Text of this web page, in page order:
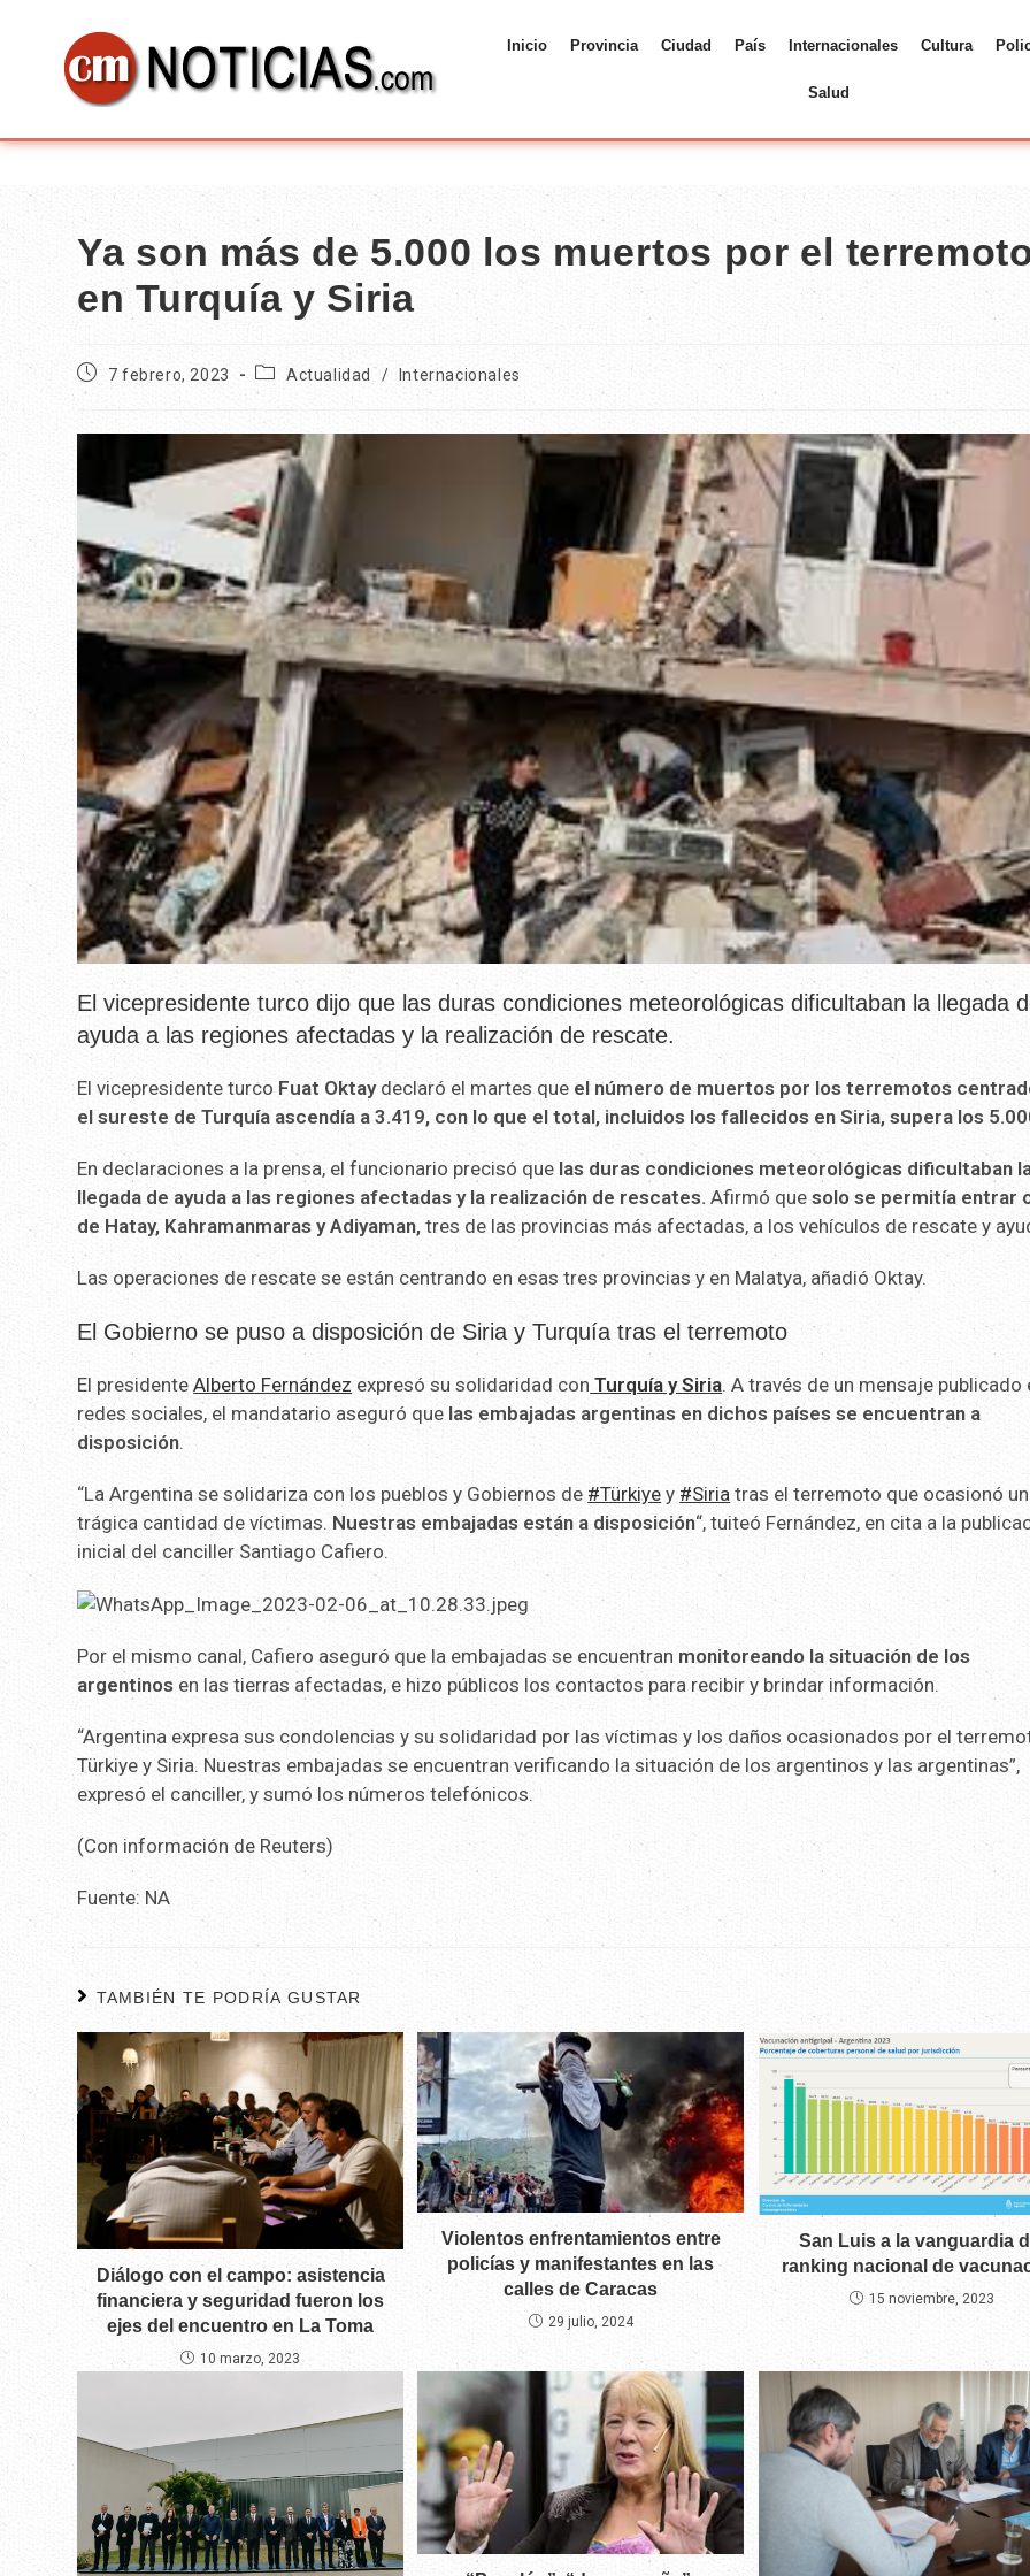
Inicio Provincia Ciudad País Internacionales Cultura
Salud
Ya son más de 5.000 los muertos por el
en Turquía y Siria
7 febrero, 2023 Actualidad / Internacionales
El vicepresidente turco dijo que las duras condiciones meteorológicas dificultaban la llegada
ayuda a las regiones afectadas y la realización de rescate.
El vicepresidente turco Fuat Oktay declaró el martes que el número de muertos por los terremotos
el sureste de Turquía ascendía a 3.419, con lo que el total, incluidos los fallecidos en Siria, supera los
En declaraciones a la prensa, el funcionario precisó que las duras condiciones meteorológicas dificultaban
llegada de ayuda a las regiones afectadas y la realización de rescates. Afirmó que solo se permitía entrar
de Hatay, Kahramanmaras y Adiyaman, tres de las provincias más afectadas, a los vehículos de rescate y
Las operaciones de rescate se están centrando en esas tres provincias y en Malatya, añadió Oktay.
El Gobierno se puso a disposición de Siria y Turquía tras el terremoto
El presidenteAlberto Fernández expresó su solidaridad con Turquía y Siria. A través de un mensaje publicado
redes sociales, el mandatario aseguró que las embajadas argentinas en dichos países se encuentran a
disposición.
“La Argentina se solidariza con los pueblos y Gobiernos de #Türkiye y #Siria tras el terremoto que ocasionó
trágica cantidad de víctimas. Nuestras embajadas están a disposición“, tuiteó Fernández, en cita a la
inicial del canciller Santiago Cafiero.
Por el mismo canal, Cafiero aseguró que la embajadas se encuentran monitoreando la situación de los
argentinos en las tierras afectadas, e hizo públicos los contactos para recibir y brindar información.
“Argentina expresa sus condolencias y su solidaridad por las víctimas y los daños ocasionados por el
Türkiye y Siria. Nuestras embajadas se encuentran verificando la situación de los argentinos y las argentinas”,
expresó el canciller, y sumó los números telefónicos.
(Con información de Reuters)
Fuente: NA
TAMBIÉN TE PODRÍA GUSTAR
Diálogo con el campo: asistencia
financiera y seguridad fueron los
ejes del encuentro en La Toma
10 marzo, 2023
Violentos enfrentamientos entre
policías y manifestantes en las
calles de Caracas
29 julio, 2024
San Luis a la vanguardia
ranking nacional de
15 noviembre, 2023